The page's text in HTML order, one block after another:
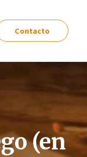
Contacto
(en